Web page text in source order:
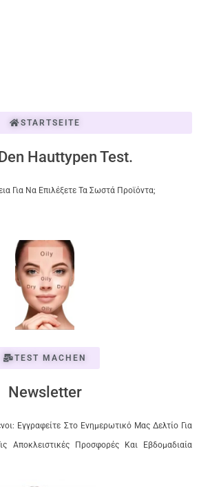
STARTSEITE
Hauttypen Test.
Για Να Επιλέξετε Τα Σωστά Προϊόντα;
TEST MACHEN
Newsletter
Εγγραφείτε Στο Ενημερωτικό Μας Δελτίο Για
Αποκλειστικές Προσφορές Και Εβδομαδιαία